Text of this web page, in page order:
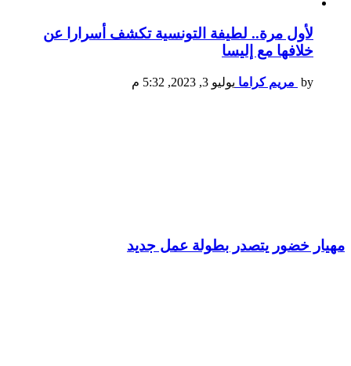
لأول مرة.. لطيفة التونسية تكشف أسرارا عن
خلافها مع إليسا
by مريم كراما يوليو 3, 2023, 5:32 م
مهيار خضور يتصدر بطولة عمل جديد